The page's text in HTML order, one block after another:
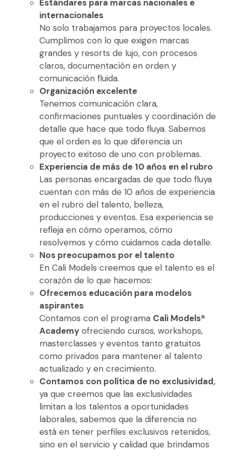
Estándares para marcas nacionales e
internacionales
No solo trabajamos para proyectos locales.
Cumplimos con lo que exigen marcas
grandes y resorts de lujo, con procesos
claros, documentación en orden y
comunicación fluida.
Organización excelente
Tenemos comunicación clara,
confirmaciones puntuales y coordinación de
detalle que hace que todo fluya. Sabemos
que el orden es lo que diferencia un
proyecto exitoso de uno con problemas.
Experiencia de más de 10 años en el rubro
Las personas encargadas de que todo fluya
cuentan con más de 10 años de experiencia
en el rubro del talento, belleza,
producciones y eventos. Esa experiencia se
refleja en cómo operamos, cómo
resolvemos y cómo cuidamos cada detalle.
Nos preocupamos por el talento
En Cali Models creemos que el talento es el
corazón de lo que hacemos:
Ofrecemos educación para modelos
aspirantes
Contamos con el programa Cali Models®
Academyofreciendo cursos, workshops,
masterclasses y eventos tanto gratuitos
como privados para mantener al talento
actualizado y en crecimiento.
Contamos con política de no exclusividad,
ya que creemos que las exclusividades
limitan a los talentos a oportunidades
laborales, sabemos que la diferencia no
está en tener perfiles exclusivos retenidos,
sino en el servicio y calidad que brindamos